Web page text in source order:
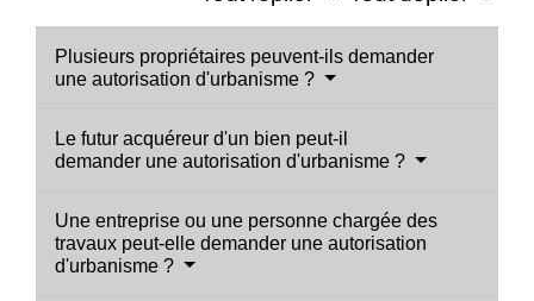
Plusieurs propriétaires peuvent-ils demander
une autorisation d'urbanisme ?
Le futur acquéreur d'un bien peut-il
demander une autorisation d'urbanisme ?
Une entreprise ou une personne chargée des
travaux peut-elle demander une autorisation
d'urbanisme ?